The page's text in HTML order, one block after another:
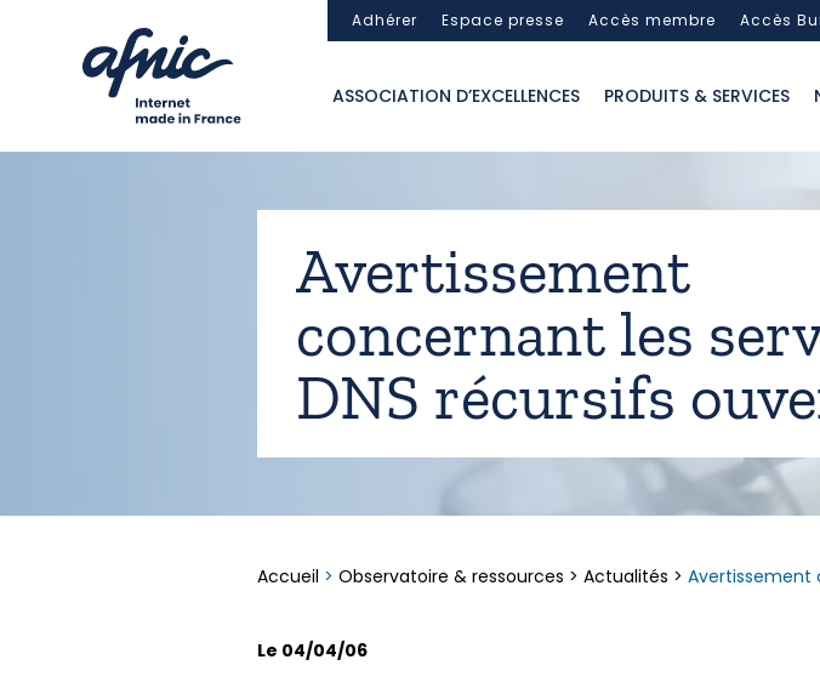
Adhérer Espace presse Accès membre Accès
ASSOCIATION D’EXCELLENCES PRODUITS & SERVICES
Avertissement
concernant les
DNS récursifs
Accueil > Observatoire & ressources > Actualités > Avertissement
Le 04/04/06